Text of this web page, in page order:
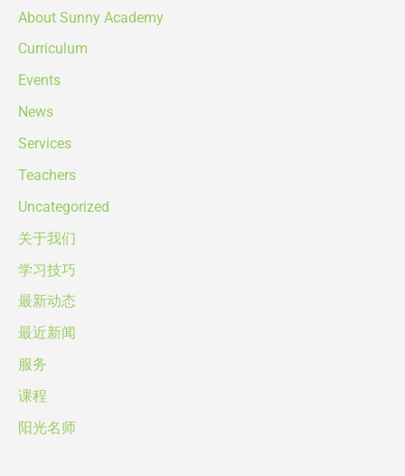
About Sunny Academy
Curriculum
Events
News
Services
Teachers
Uncategorized
关于我们
学习技巧
最新动态
最近新闻
服务
课程
阳光名师